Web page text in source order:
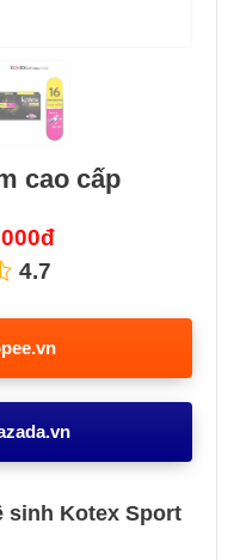
cao cấp
4.7
sinh Kotex Sport